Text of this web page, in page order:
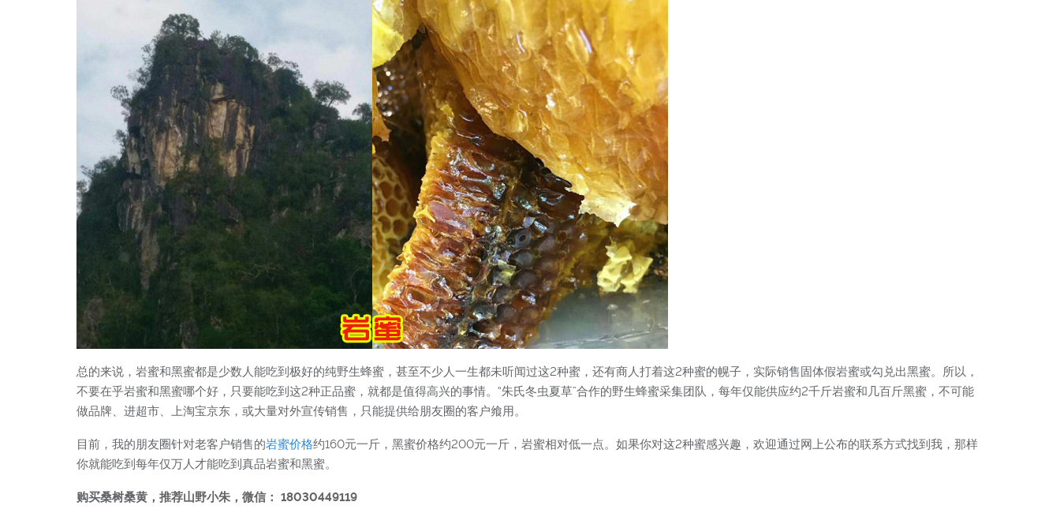
总的来说，岩蜜和黑蜜都是少数人能吃到极好的纯野生蜂蜜，甚至不少人一生都未听闻过这2种蜜，还有商人打着这2种蜜的幌子，实际销售固体假岩蜜或勾兑出黑蜜。所以，
不要在乎岩蜜和黑蜜哪个好，只要能吃到这2种正品蜜，就都是值得高兴的事情。“朱氏冬虫夏草”合作的野生蜂蜜采集团队，每年仅能供应约2千斤岩蜜和几百斤黑蜜，不可能
做品牌、进超市、上淘宝京东，或大量对外宣传销售，只能提供给朋友圈的客户飨用。
目前，我的朋友圈针对老客户销售的岩蜜价格约160元一斤，黑蜜价格约200元一斤，岩蜜相对低一点。如果你对这2种蜜感兴趣，欢迎通过网上公布的联系方式找到我，那样
你就能吃到每年仅万人才能吃到真品岩蜜和黑蜜。
购买桑树桑黄，推荐山野小朱，微信： 18030449119